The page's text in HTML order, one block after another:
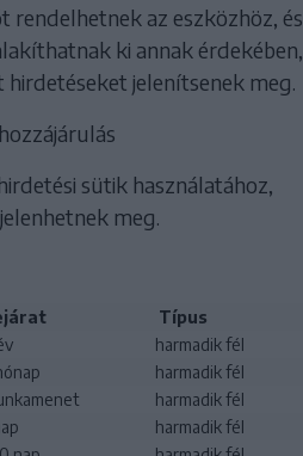
az eszközhöz, és
ki annak érdekében,
jelenítsenek meg.
sütik használatához,
meg.
Típus
harmadik fél
harmadik fél
harmadik fél
harmadik fél